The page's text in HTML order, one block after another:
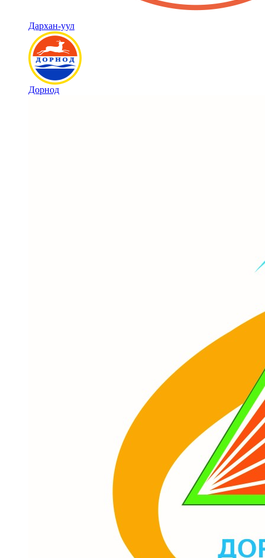
Дархан-уул
Дорнод